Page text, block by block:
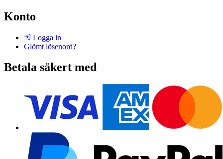
Konto
Logga in
Glömt lösenord?
Betala säkert med